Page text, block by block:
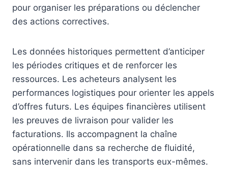
pour organiser les préparations ou déclencher
des actions correctives.
Les données historiques permettent d’anticiper
les périodes critiques et de renforcer les
ressources. Les acheteurs analysent les
performances logistiques pour orienter les appels
d’offres futurs. Les équipes financières utilisent
les preuves de livraison pour valider les
facturations. Ils accompagnent la chaîne
opérationnelle dans sa recherche de fluidité,
sans intervenir dans les transports eux-mêmes.